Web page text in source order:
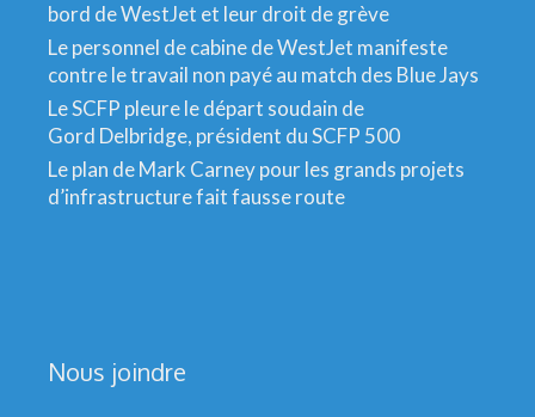
bord de WestJet et leur droit de grève
Le personnel de cabine de WestJet manifeste
contre le travail non payé au match des Blue Jays
Le SCFP pleure le départ soudain de
Gord Delbridge, président du SCFP 500
Le plan de Mark Carney pour les grands projets
d’infrastructure fait fausse route
Nous joindre